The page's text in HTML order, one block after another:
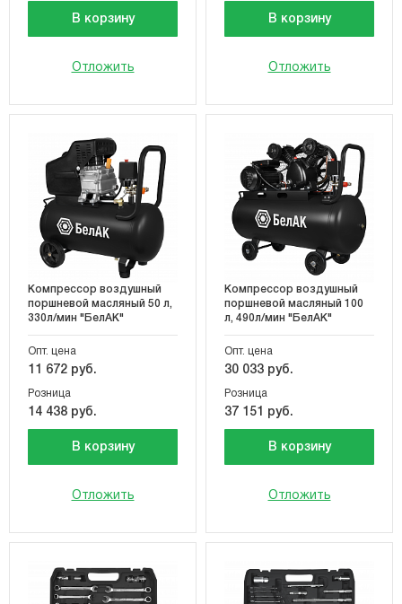
В корзину
Отложить
В корзину
Отложить
Компрессор воздушный
поршневой масляный 50 л,
330л/мин "БелАК"
Опт. цена
11 672 руб.
В корзину
Розница
14 438 руб.
Отложить
Компрессор воздушный
поршневой масляный 100
л, 490л/мин "БелАК"
Опт. цена
30 033 руб.
В корзину
Розница
37 151 руб.
Отложить